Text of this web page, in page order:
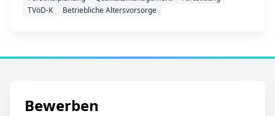
TVöD-K
Betriebliche Altersvorsorge
Bewerben